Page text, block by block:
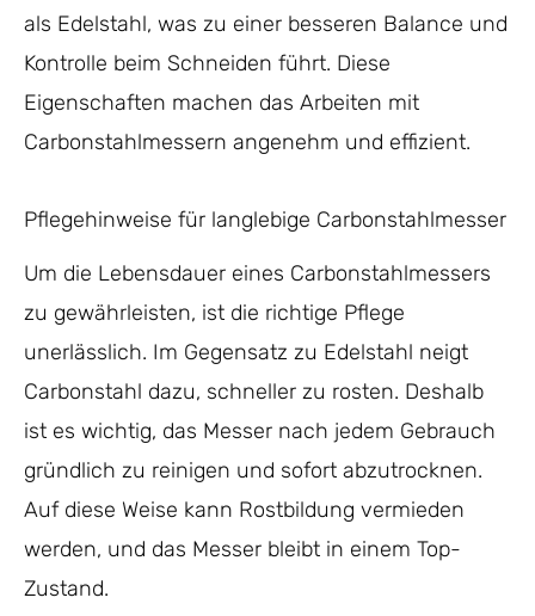
als Edelstahl, was zu einer besseren Balance und
Kontrolle beim Schneiden führt. Diese
Eigenschaften machen das Arbeiten mit
Carbonstahlmessern angenehm und effizient.
Pflegehinweise für langlebige Carbonstahlmesser
Um die Lebensdauer eines Carbonstahlmessers
zu gewährleisten, ist die richtige Pflege
unerlässlich. Im Gegensatz zu Edelstahl neigt
Carbonstahl dazu, schneller zu rosten. Deshalb
ist es wichtig, das Messer nach jedem Gebrauch
gründlich zu reinigen und sofort abzutrocknen.
Auf diese Weise kann Rostbildung vermieden
werden, und das Messer bleibt in einem Top-
Zustand.